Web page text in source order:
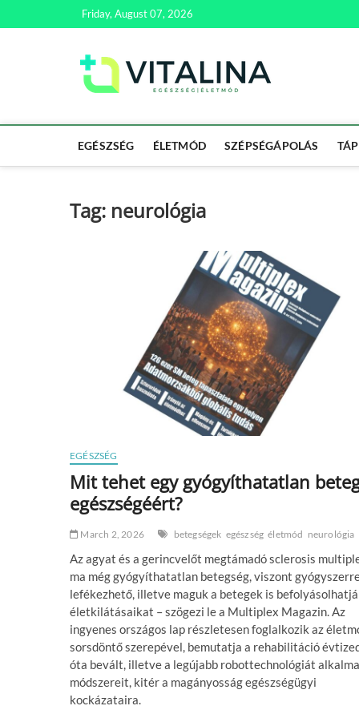
to
Friday, August 07, 2026
EGÉSZSÉG ÉLETMÓD SZÉPSÉGÁPOLÁS
Tag: neurológia
EGÉSZSÉG
Mit tehet egy gyógyíthatatlan
egészségéért?
March 2, 2026 betegségek egészség életmód neurológia
Az agyat és a gerincvelőt megtámadó sclerosis
ma még gyógyíthatatlan betegség, viszont
lefékezhető, illetve maguk a betegek is
életkilátásaikat – szögezi le a Multiplex Magazin. Az
ingyenes országos lap részletesen foglalkozik az
sorsdöntő szerepével, bemutatja a rehabilitáció
óta bevált, illetve a legújabb robottechnológiát
módszereit, kitér a magányosság egészségügyi
kockázataira.